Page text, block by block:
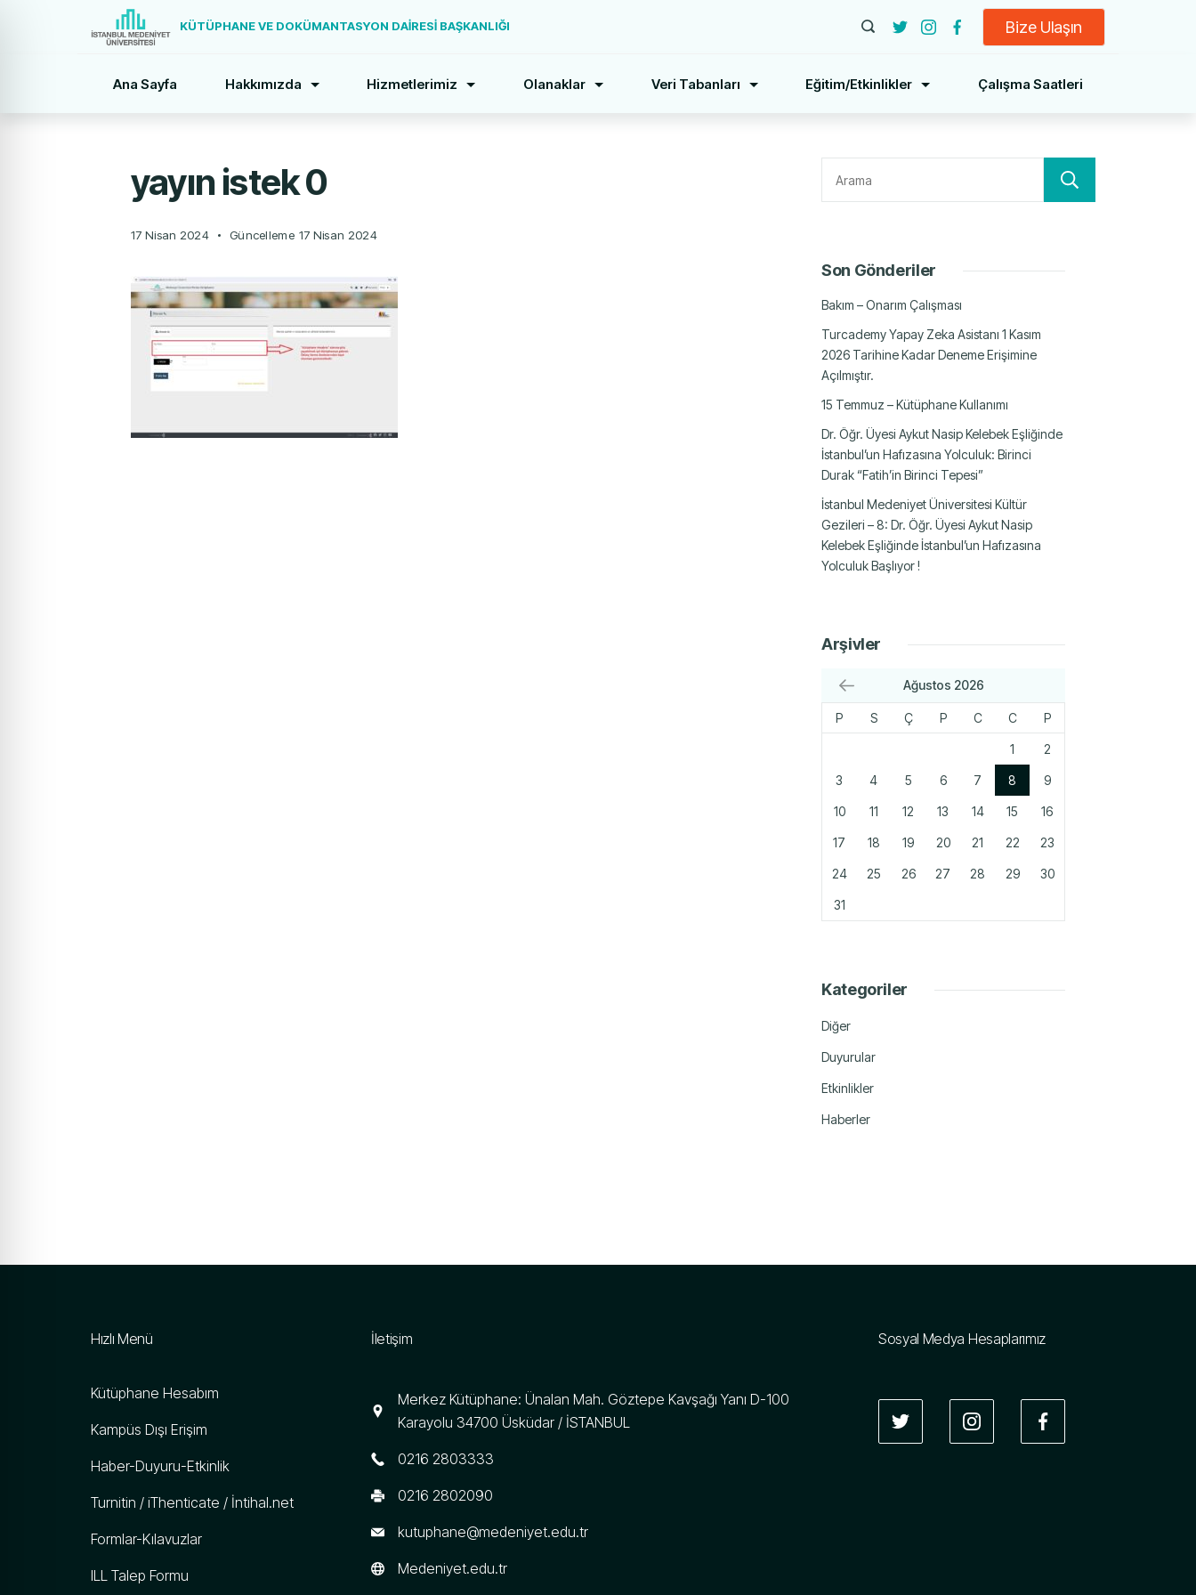
KÜTÜPHANE VE DOKÜMANTASYON DAİRESİ BAŞKANLIĞI Bize Ulaşın
Ana Sayfa Hakkımızda Hizmetlerimiz Olanaklar Veri Tabanları Eğitim/Etkinlikler Çalışma Saatleri
yayın istek 0
17 Nisan 2024 Güncelleme 17 Nisan 2024
Son Gönderiler
Bakım – Onarım Çalışması
Turcademy Yapay Zeka Asistanı 1 Kasım
2026 Tarihine Kadar Deneme Erişimine
Açılmıştır.
15 Temmuz – Kütüphane Kullanımı
Dr. Öğr. Üyesi Aykut Nasip Kelebek Eşliğinde
İstanbul’un Hafızasına Yolculuk: Birinci
Durak “Fatih’in Birinci Tepesi”
İstanbul Medeniyet Üniversitesi Kültür
Gezileri – 8: Dr. Öğr. Üyesi Aykut Nasip
Kelebek Eşliğinde İstanbul’un Hafızasına
Yolculuk Başlıyor !
Arşivler
Ağustos 2026
P S Ç P C C P
1 2
3 4 5 6 7 8 9
10 11 12 13 14 15 16
17 18 19 20 21 22 23
24 25 26 27 28 29 30
31
Kategoriler
Diğer
Duyurular
Etkinlikler
Haberler
Hızlı Menü
Kütüphane Hesabım
Kampüs Dışı Erişim
Haber-Duyuru-Etkinlik
Turnitin / iThenticate / İntihal.net
Formlar-Kılavuzlar
ILL Talep Formu
İletişim
Merkez Kütüphane: Ünalan Mah. Göztepe Kavşağı Yanı D-100
Karayolu 34700 Üsküdar / İSTANBUL
0216 2803333
0216 2802090
kutuphane@medeniyet.edu.tr
Medeniyet.edu.tr
Sosyal Medya Hesaplarımız